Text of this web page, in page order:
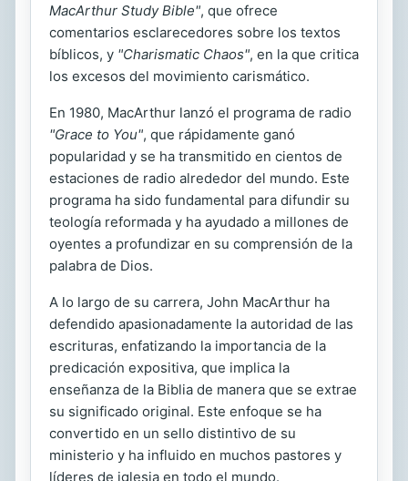
MacArthur Study Bible", que ofrece
comentarios esclarecedores sobre los textos
bíblicos, y "Charismatic Chaos", en la que critica
los excesos del movimiento carismático.
En 1980, MacArthur lanzó el programa de radio
"Grace to You", que rápidamente ganó
popularidad y se ha transmitido en cientos de
estaciones de radio alrededor del mundo. Este
programa ha sido fundamental para difundir su
teología reformada y ha ayudado a millones de
oyentes a profundizar en su comprensión de la
palabra de Dios.
A lo largo de su carrera, John MacArthur ha
defendido apasionadamente la autoridad de las
escrituras, enfatizando la importancia de la
predicación expositiva, que implica la
enseñanza de la Biblia de manera que se extrae
su significado original. Este enfoque se ha
convertido en un sello distintivo de su
ministerio y ha influido en muchos pastores y
líderes de iglesia en todo el mundo.